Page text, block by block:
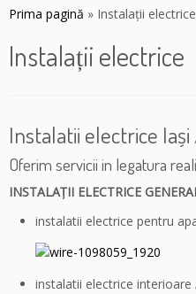
Prima pagină » Instalații electrice
Instalații electrice
Instalatii electrice
Oferim servicii in legatura
INSTALAŢII ELECTRICE
instalatii electrice pentru
instalatii electrice interioare